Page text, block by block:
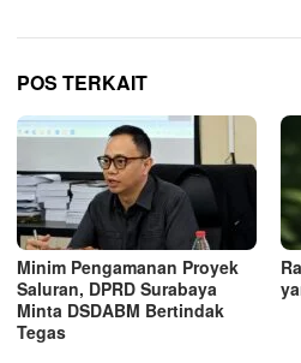
POS TERKAIT
Minim Pengamanan Proyek
Saluran, DPRD Surabaya
Minta DSDABM Bertindak
Tegas